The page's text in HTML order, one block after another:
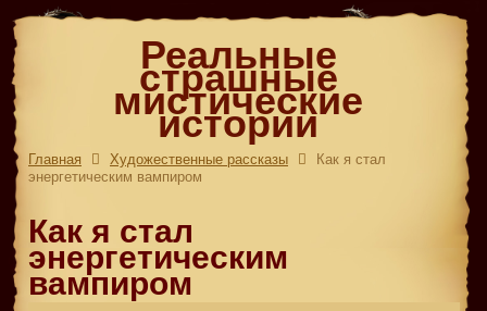
Реальные
страшные
мистические
истории
Главная Художественные рассказы
Как я стал
энергетическим вампиром
Как я стал
энергетическим
вампиром